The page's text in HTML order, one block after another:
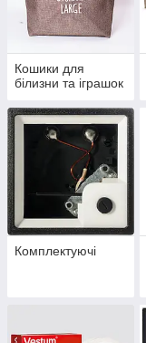
Кошики для
білизни та іграшок
Комплектуючі